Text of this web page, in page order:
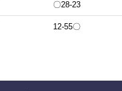
〇28-23
12-55〇